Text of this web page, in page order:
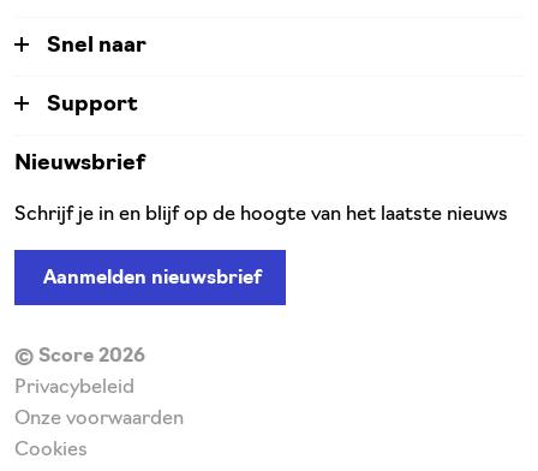
Snel naar
Support
Nieuwsbrief
Schrijf je in en blijf op de hoogte van het laatste nieuws
Aanmelden nieuwsbrief
© Score 2026
Privacybeleid
Onze voorwaarden
Cookies